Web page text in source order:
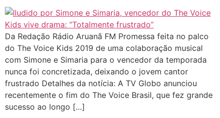
Da Redação Rádio Aruanã FM Promessa feita no palco
do The Voice Kids 2019 de uma colaboração musical
com Simone e Simaria para o vencedor da temporada
nunca foi concretizada, deixando o jovem cantor
frustrado Detalhes da notícia: A TV Globo anunciou
recentemente o fim do The Voice Brasil, que fez grande
sucesso ao longo […]